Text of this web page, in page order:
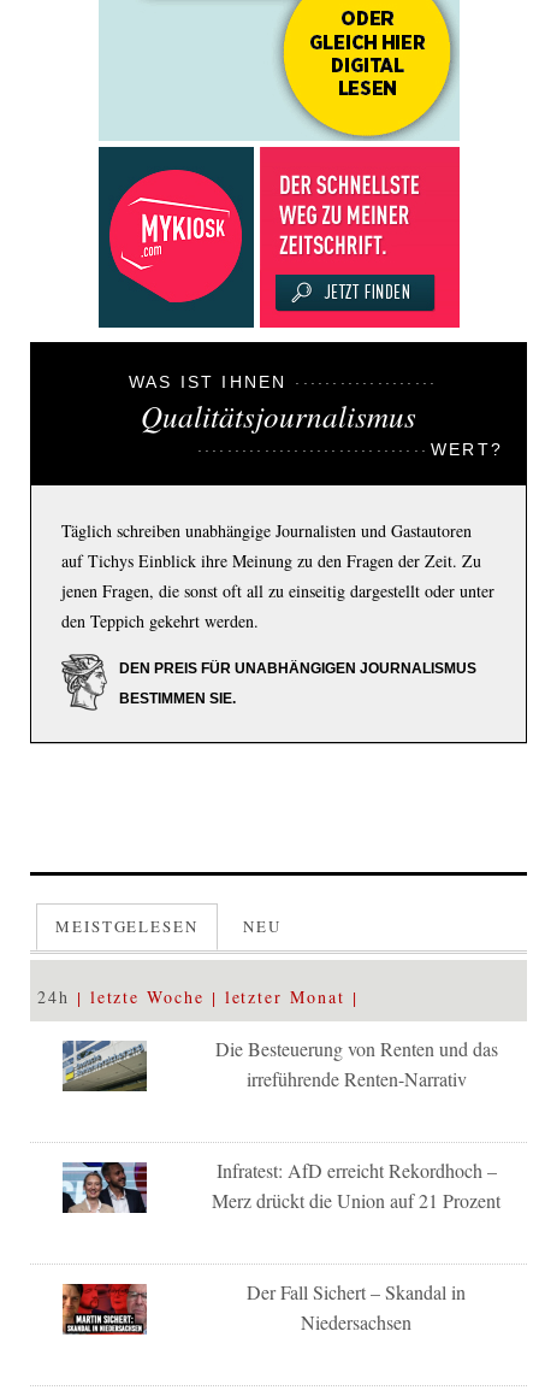
WAS IST IHNEN
Qualitätsjournalismus
WERT?
Täglich schreiben unabhängige Journalisten und Gastautoren
auf Tichys Einblick ihre Meinung zu den Fragen der Zeit. Zu
jenen Fragen, die sonst oft all zu einseitig dargestellt oder unter
den Teppich gekehrt werden.
DEN PREIS FÜR UNABHÄNGIGEN JOURNALISMUS
BESTIMMEN SIE.
MEISTGELESEN NEU
24h letzte Woche letzter Monat
Die Besteuerung von Renten und das
irreführende Renten-Narrativ
Infratest: AfD erreicht Rekordhoch –
Merz drückt die Union auf 21 Prozent
Der Fall Sichert – Skandal in
Niedersachsen